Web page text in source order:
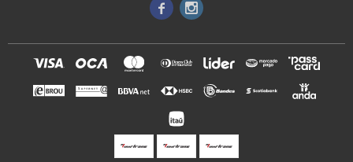
 